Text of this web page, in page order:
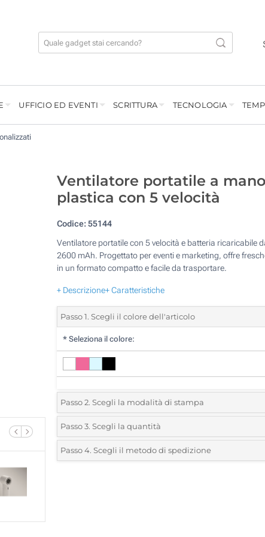
UFFICIO ED EVENTI SCRITTURA TECNOLOGIA
Ventilatore portatile a
plastica con 5 velocità
Codice: 55144
Ventilatore portatile con 5 velocità e batteria ricaricabile
2600 mAh. Progettato per eventi e marketing, offre
in un formato compatto e facile da trasportare.
+ Descrizione+ Caratteristiche
Passo 1. Scegli il colore dell'articolo
* Seleziona il colore:
Passo 2. Scegli la modalità di stampa
*Seleziona la posizione di stampa e il colore del vostro
1 Colore (Su un lato)
Passo 3. Scegli la quantità
*Quantità desiderata:
Passo 4. Scegli il metodo di spedizione